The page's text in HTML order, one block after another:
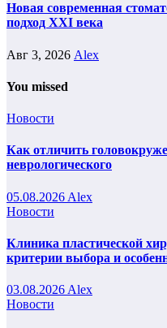
Новая современная
подход XXI века
Авг 3, 2026 Alex
You missed
Новости
Как отличить
неврологического
05.08.2026 Alex
Новости
Клиника пластической
критерии выбора и
03.08.2026 Alex
Новости